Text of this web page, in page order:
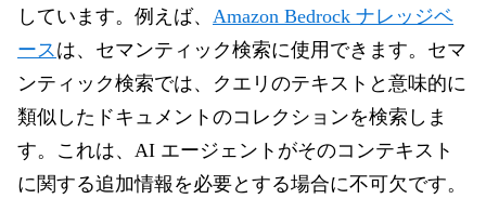
しています。例えば、 Amazon Bedrock ナレッジベ
ースは、セマンティック検索に使用できます。セマ
ンティック検索では、クエリのテキストと意味的に
類似したドキュメントのコレクションを検索しま
す。これは、AI エージェントがそのコンテキスト
に関する追加情報を必要とする場合に不可欠です。